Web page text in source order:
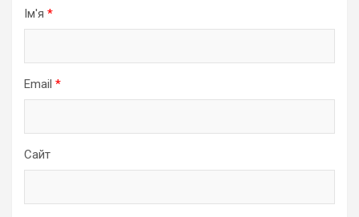
Ім'я *
Email *
Сайт